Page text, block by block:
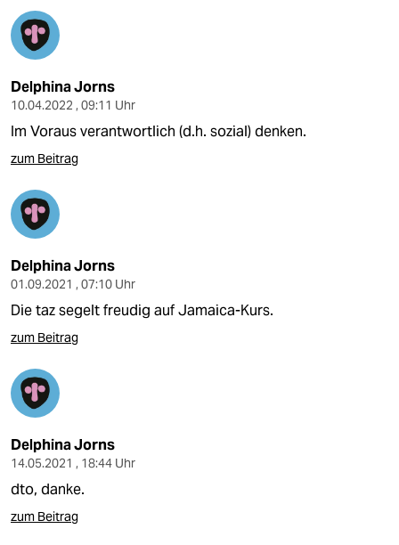
Delphina Jorns
10.04.2022 , 09:11 Uhr
Im Voraus verantwortlich (d.h. sozial) denken.
zum Beitrag
Delphina Jorns
01.09.2021 , 07:10 Uhr
Die taz segelt freudig auf Jamaica-Kurs.
zum Beitrag
Delphina Jorns
14.05.2021 , 18:44 Uhr
dto, danke.
zum Beitrag